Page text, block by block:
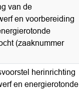
van de
en voorbereiding
(zaaknummer
herinrichting
en energierotonde